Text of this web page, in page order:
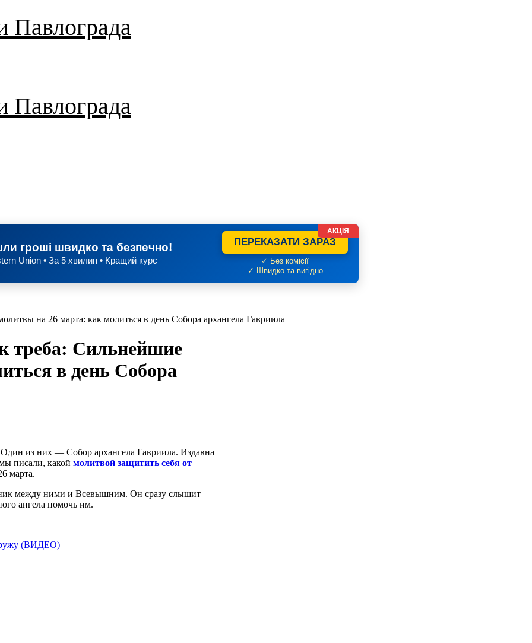
Павлограда
Павлограда
гроші швидко та безпечно!
Union • За 5 хвилин • Кращий курс
ПЕРЕКАЗАТИ ЗАРАЗ
✓ Без комісії
✓ Швидко та вигідно
АКЦІЯ
на 26 марта: как молиться в день Собора архангела Гавриила
треба: Сильнейшие
в день Собора
писали, какой молитвой защитить себя от
марта.
между ними и Всевышним. Он сразу слышит
ангела помочь им.
(ВИДЕО)